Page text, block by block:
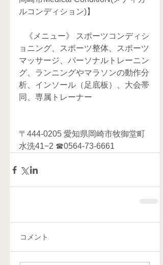
ルコンディション)】
ョニング、スポーツ整体、スポーツ
マッサージ、パーソナルトレーニン
グ、ランニングやマラソンの動作分
析、インソール（足底板）、大会帯
同、専属トレーナー
〒444-0205 愛知県岡崎市牧御堂町
水洗41−2 ☎0564-73-6661
コメント